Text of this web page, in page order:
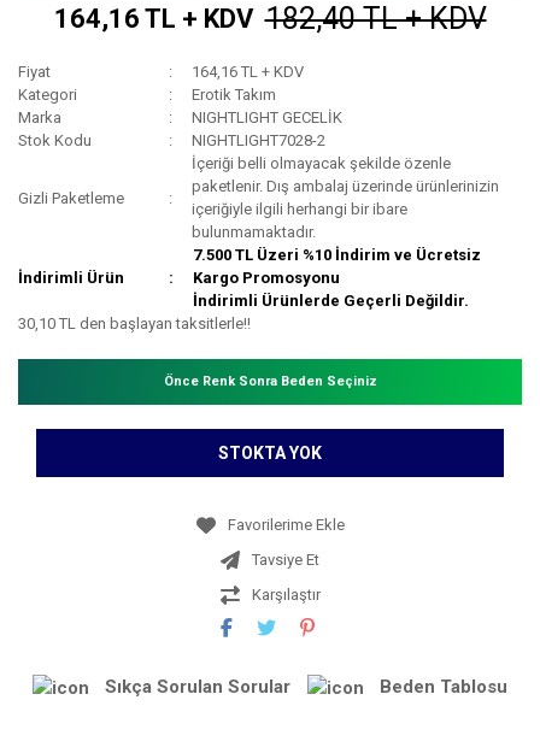
164,16 TL + KDV 182,40 TL + KDV
Fiyat
164,16 TL + KDV
Kategori
Erotik Takım
Marka
NIGHTLIGHT GECELİK
Stok Kodu
NIGHTLIGHT7028-2
Gizli Paketleme
İçeriği belli olmayacak şekilde özenle
paketlenir. Dış ambalaj üzerinde ürünlerinizin
içeriğiyle ilgili herhangi bir ibare
bulunmamaktadır.
İndirimli Ürün
7.500 TL Üzeri %10 İndirim ve Ücretsiz
Kargo Promosyonu
İndirimli Ürünlerde Geçerli Değildir.
30,10 TL den başlayan taksitlerle!!
Önce Renk Sonra Beden Seçiniz
STOKTA YOK
Tavsiye Et
Karşılaştır
Sıkça Sorulan Sorular Beden Tablosu